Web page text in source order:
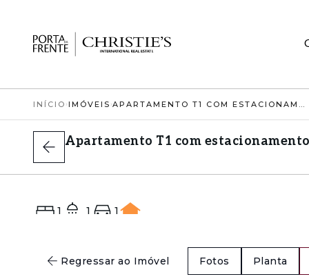
INÍCIO ›IMÓVEIS › APARTAMENTO T1 COM ESTACIONAMENTO
Apartamento T1 com estacionamento
1 1 1
Regressar ao Imóvel Fotos Planta